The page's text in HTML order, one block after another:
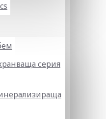
серия